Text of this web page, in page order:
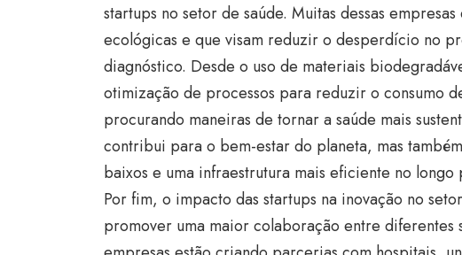
startups no setor de saúde. Muitas dessas
ecológicas e que visam reduzir o desperdício no
diagnóstico. Desde o uso de materiais
otimização de processos para reduzir o consumo
procurando maneiras de tornar a saúde mais
contribui para o bem-estar do planeta, mas
baixos e uma infraestrutura mais eficiente no longo
Por fim, o impacto das startups na inovação no
promover uma maior colaboração entre diferentes